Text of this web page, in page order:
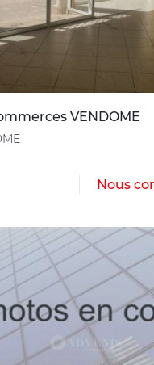
VENDOME
Nous